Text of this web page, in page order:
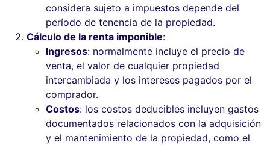
considera sujeto a impuestos depende del
período de tenencia de la propiedad.
Cálculo de la renta imponible:
Ingresos: normalmente incluye el precio de
venta, el valor de cualquier propiedad
intercambiada y los intereses pagados por el
comprador.
Costos: los costos deducibles incluyen gastos
documentados relacionados con la adquisición
y el mantenimiento de la propiedad, como el